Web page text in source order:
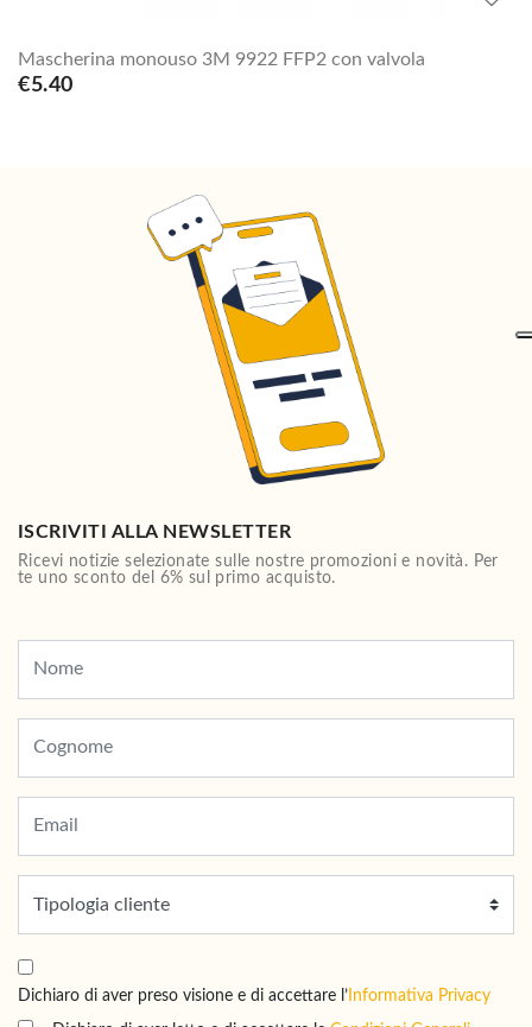
Mascherina monouso 3M 9922 FFP2 con valvola
€5.40
ISCRIVITI ALLA NEWSLETTER
Ricevi notizie selezionate sulle nostre promozioni e novità. Per
te uno sconto del 6% sul primo acquisto.
Dichiaro di aver preso visione e di accettare l’ Informativa Privacy